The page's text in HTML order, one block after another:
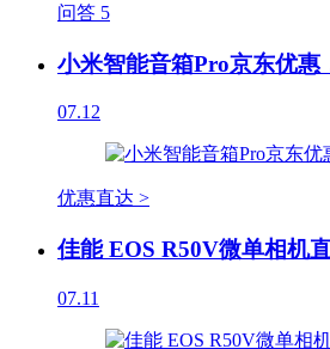
问答 5
小米智能音箱Pro京东优惠
07.12
优惠直达 >
佳能 EOS R50V微单相机
07.11